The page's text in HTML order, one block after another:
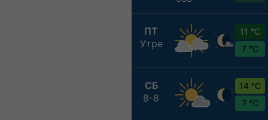
ПТ
Утре
11 °C
7 °C
СБ
8-8
14 °C
7 °C